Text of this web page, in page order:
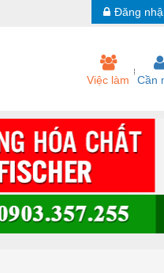
Đăng
Việc làm Cần